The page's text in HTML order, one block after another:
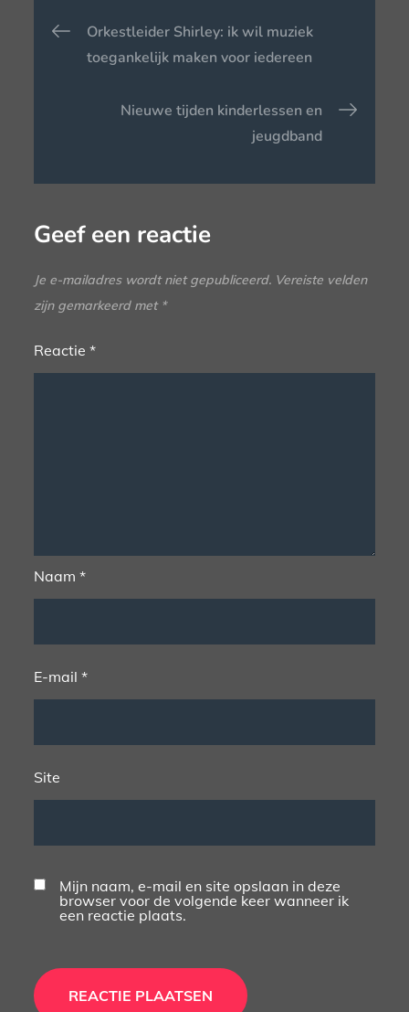
Bericht
navigatie
Orkestleider Shirley: ik wil muziek
toegankelijk maken voor iedereen
Nieuwe tijden kinderlessen en
jeugdband
Geef een reactie
Je e-mailadres wordt niet gepubliceerd. Vereiste velden
zijn gemarkeerd met *
Reactie*
Naam*
E-mail*
Site
Mijn naam, e-mail en site opslaan in deze
browser voor de volgende keer wanneer ik
een reactie plaats.